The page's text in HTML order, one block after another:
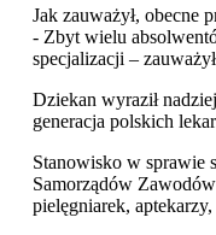
Jak zauważył, obecne
- Zbyt wielu
specjalizacji –
Dziekan wyraził
generacja polskich
Stanowisko w sprawie
Samorządów
pielęgniarek,